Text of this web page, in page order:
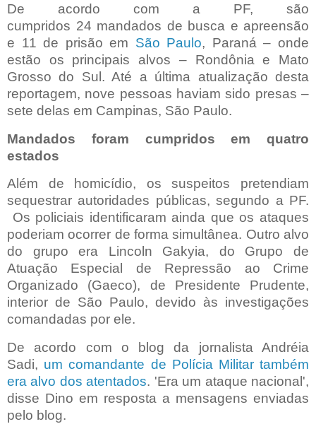
De acordo com a PF, são
cumpridos 24 mandados de busca e apreensão
e 11 de prisão em São Paulo, Paraná – onde
estão os principais alvos – Rondônia e Mato
Grosso do Sul. Até a última atualização desta
reportagem, nove pessoas haviam sido presas –
sete delas em Campinas, São Paulo.
Mandados foram cumpridos em quatro
estados
Além de homicídio, os suspeitos pretendiam
sequestrar autoridades públicas, segundo a PF.
Os policiais identificaram ainda que os ataques
poderiam ocorrer de forma simultânea. Outro alvo
do grupo era Lincoln Gakyia, do Grupo de
Atuação Especial de Repressão ao Crime
Organizado (Gaeco), de Presidente Prudente,
interior de São Paulo, devido às investigações
comandadas por ele.
De acordo com o blog da jornalista Andréia
Sadi, um comandante de Polícia Militar também
era alvo dos atentados. 'Era um ataque nacional',
disse Dino em resposta a mensagens enviadas
pelo blog.